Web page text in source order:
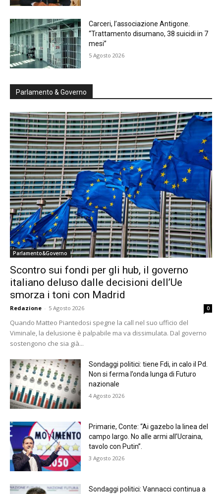
Carceri, l’associazione Antigone.
“Trattamento disumano, 38 suicidi in 7
mesi”
5 Agosto 2026
Parlamento & Governo
Parlamento&Governo
Scontro sui fondi per gli hub, il governo
italiano deluso dalle decisioni dell’Ue
smorza i toni con Madrid
Redazione - 5 Agosto 2026 0
Quando Matteo Piantedosi spegne la call nel suo ufficio del
Viminale, la delusione è palpabile ma va dissimulata. Dal governo
sostengono che sia già...
Sondaggi politici: tiene Fdi, in calo il Pd.
Non si ferma l’onda lunga di Futuro
nazionale
4 Agosto 2026
Primarie, Conte: “Ai gazebo la linea del
campo largo. No alle armi all’Ucraina,
tavolo con Putin”.
3 Agosto 2026
Sondaggi politici: Vannacci continua a